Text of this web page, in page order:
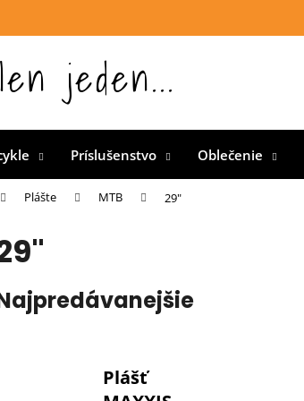
jeden...
Príslušenstvo Oblečenie
Plášte MTB 29"
Plášť